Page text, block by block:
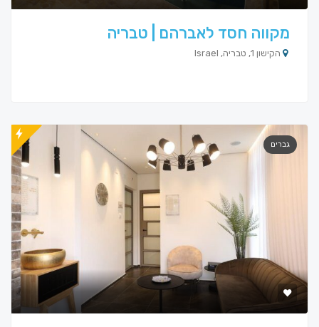
מקווה חסד לאברהם | טבריה
הקישון 1, טבריה, Israel
גברים